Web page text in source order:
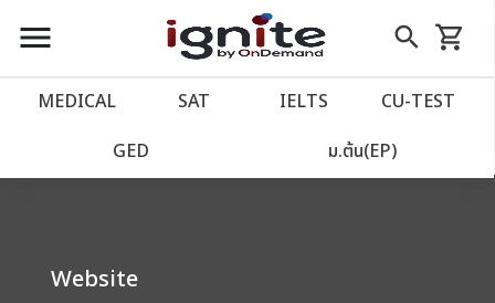
close
account_balance หน้าแรก
เว็บไซต์อิกไนท์
import_contacts วางแผนการเรียน
menu search
Skip
to
shopping_cart
รถเข็น
MEDICAL SAT IELTS CU‑TEST
GED ม.ต้น(EP)
We could not find anything for 80002756
Website